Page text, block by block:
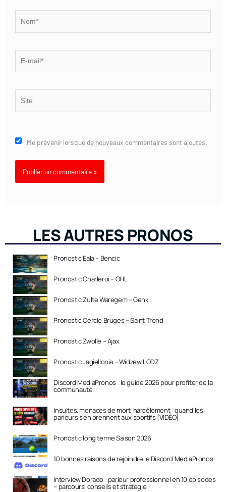
mail*
Me prévenir lorsque de nouveaux commentaires sont ajoutés.
LES AUTRES PRONOS
Pronostic Eala – Bencic
Pronostic Charleroi – OHL
Pronostic Zulte Waregem – Genk
Pronostic Cercle Bruges – Saint Trond
Pronostic Zwolle – Ajax
Pronostic Jagiellonia – Widzew LODZ
Discord MediaPronos : le guide 2026 pour profiter de la
communauté
Insultes, menaces de mort, harcèlement : quand les
parieurs s’en prennent aux sportifs [VIDÉO]
Pronostic long terme Saison 2026
10 bonnes raisons de rejoindre le Discord MediaPronos
Interview Dorado : parieur professionnel en 10 épisodes
– parcours, conseils et stratégie